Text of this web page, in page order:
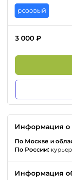
розовый
3 000 ₽
Информация о
По Москве и
По России:
Информация